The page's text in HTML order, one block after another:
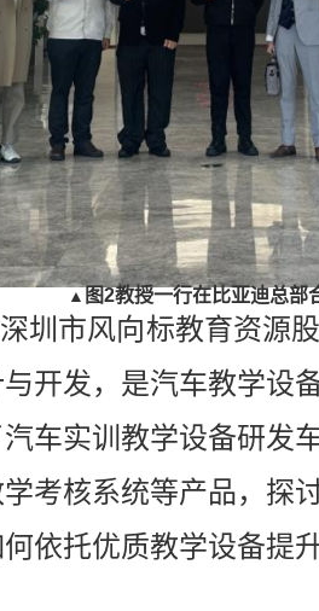
▲ 图2教授一行在比亚迪总部
圳市风向标教育资源
开发，是汽车教学设
车实训教学设备研发
考核系统等产品，探
依托优质教学设备提